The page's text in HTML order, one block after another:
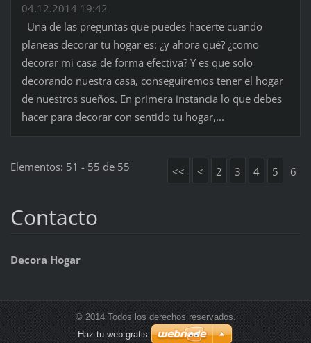
04.12.2014 19:42
Una de las preguntas que puedes hacerte cuando
planeas decorar tu hogar es: ¿y ahora qué? ¿como
decorar mi casa de forma efectiva? Y es que solo
decorando nuestra casa, conseguiremos tener el hogar
de nuestros sueños. En primera instancia lo que debes
hacer para decorar con sentido tu hogar,...
Elementos: 51 - 55 de 55 << < 2 3 4 5 6
Contacto
Decora Hogar
© 2014 Todos los derechos reservados.
Haz tu web gratis